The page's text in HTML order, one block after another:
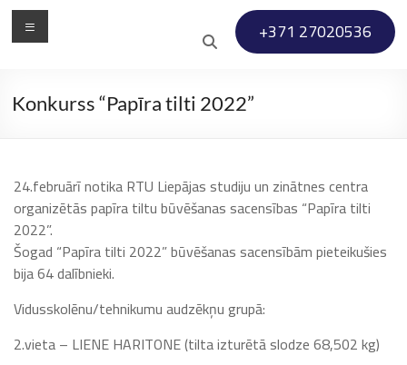
+371 27020536
Menu
Konkurss “Papīra tilti 2022”
24.februārī notika RTU Liepājas studiju un zinātnes centra
organizētās papīra tiltu būvēšanas sacensības “Papīra tilti
2022”.
Šogad “Papīra tilti 2022” būvēšanas sacensībām pieteikušies
bija 64 dalībnieki.
Vidusskolēnu/tehnikumu audzēkņu grupā:
2.vieta – LIENE HARITONE (tilta izturētā slodze 68,502 kg)